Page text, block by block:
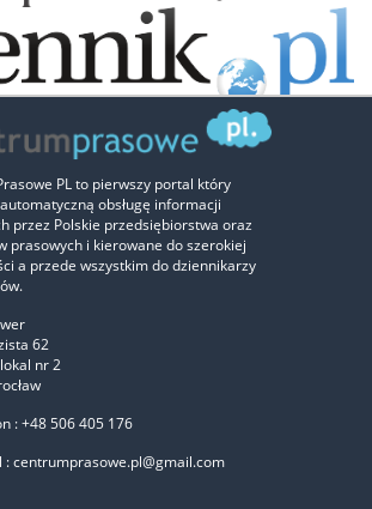
PL to pierwszy portal który
obsługę informacji
przez Polskie przedsiębiorstwa oraz
prasowych i kierowane do szerokiej
a przede wszystkim do dziennikarzy
62
nr 2
: +48 506 405 176
: centrumprasowe.pl@gmail.com